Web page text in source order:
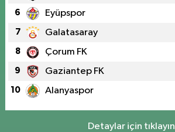
6 Eyüpspor
7 Galatasaray
8 Çorum FK
9 Gaziantep FK
10 Alanyaspor
Detaylar için tıklayın